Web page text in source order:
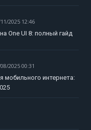
2025 12:46
One UI 8: полный гайд
2025 00:31
мобильного интернета: